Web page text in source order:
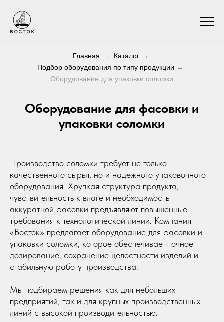
Главная → Каталог →
Подбор оборудования по типу продукции →
Оборудование для упаковки соломки
Оборудование для фасовки и
упаковки соломки
Производство соломки требует не только
качественного сырья, но и надежного упаковочного
оборудования. Хрупкая структура продукта,
чувствительность к влаге и необходимость
аккуратной фасовки предъявляют повышенные
требования к технологической линии. Компания
«Восток» предлагает оборудование для фасовки и
упаковки соломки, которое обеспечивает точное
дозирование, сохранение целостности изделий и
стабильную работу производства.
Мы подбираем решения как для небольших
предприятий, так и для крупных производственных
линий с высокой производительностью.